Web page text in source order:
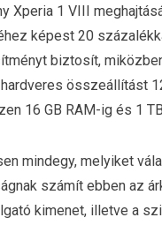
Xperia 1 VIII
képest 20
biztosít,
összeállítást
16 GB RAM-ig és 1
mindegy, melyiket
számít ebben az
kimenet, illetve a